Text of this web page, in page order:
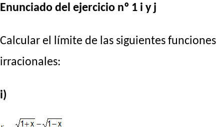
Enunciado del ejercicio nº 1 i y j
Calcular el límite de las siguientes funciones
irracionales:
i)